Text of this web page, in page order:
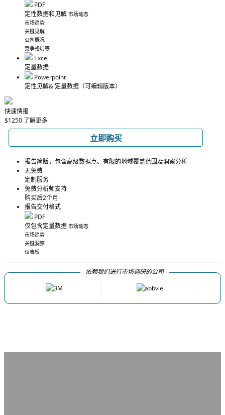
PDF
定性数据和见解 市场动态
市场趋势
关键见解
公司概况
竞争格局等
Excel
定量数据
Powerpoint
定性见解& 定量数据 （可编辑版本）
快速情报
$1250 了解更多
立即购买
报告简版，包含高级数据点、有限的地域覆盖范围及洞察分析
无免费
定制服务
免费分析师支持
购买后2个月
报告交付格式
PDF
仅包含定量数据 市场动态
市场趋势
关键洞察
仪表板
依赖我们进行市场调研的公司